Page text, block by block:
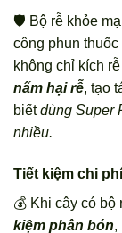
🛡️ Bộ rễ khỏe
công phun
không chỉ kích
nấm hại rễ, tạo
biếtdùng Super
nhiều.
Tiết kiệm chi
💰 Khi cây có bộ
kiệm phân bón,